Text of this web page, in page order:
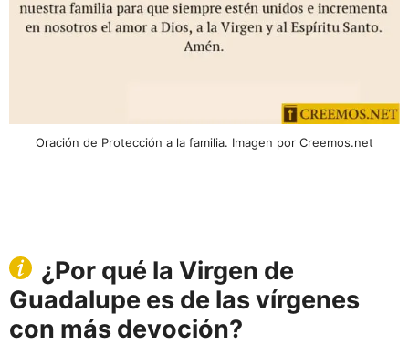
Oración de Protección a la familia. Imagen por Creemos.net
¿Por qué la Virgen de
Guadalupe es de las vírgenes
con más devoción?